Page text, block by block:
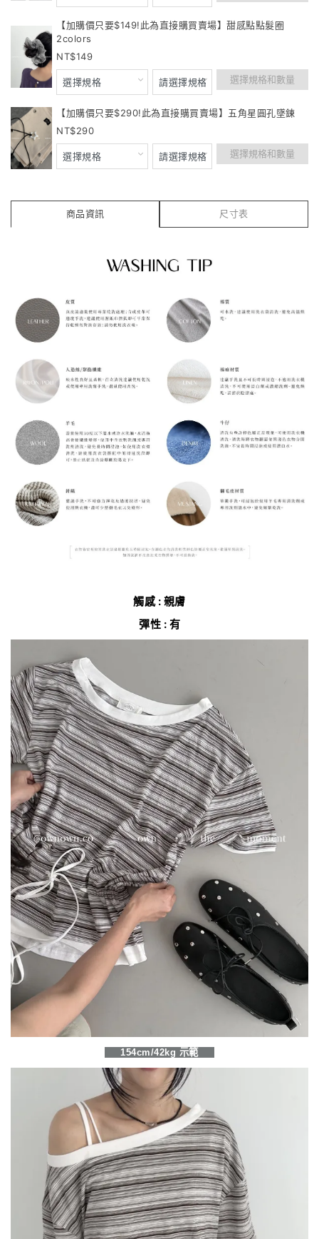
【加購價只要$149!此為直接購買賣場】甜感點點髮圈
2colors
149
選擇規格和數量
【加購價只要$290!此為直接購買賣場】五角星圓孔墜鍊
290
選擇規格和數量
商品資訊 尺寸表
觸感 : 親膚
彈性 : 有
154cm/42kg 示範